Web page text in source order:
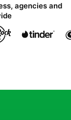
agencies and